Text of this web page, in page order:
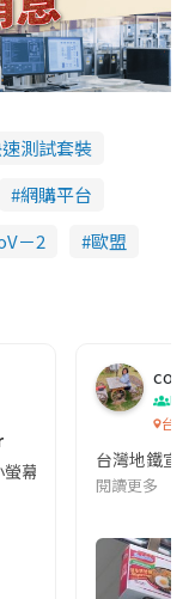
測試套裝
網購平台
－2 歐盟
幕啦!這次的劇本改編
co
吹
台灣
台灣地鐵宣
閱讀更多